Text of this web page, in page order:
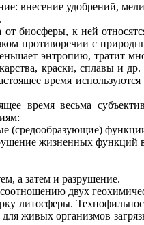
внесение удобрений,
биосферы, к ней
противоречии с
энтропию, тратит
краски, сплавы и
время
время весьма
(средообразующие)
жизненных
а затем и разрушение.
двух
литосферы.
для живых организмов